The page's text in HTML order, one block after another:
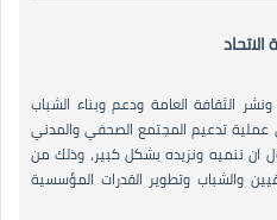
الثقافة العامة ودعم وبناء الشباب
عملية تدعيم المجتمع الصحفي والمدني
ان ننميه ونزيده بشكل كبير، وذلك من
والشباب وتطوير القدرات المؤسسية